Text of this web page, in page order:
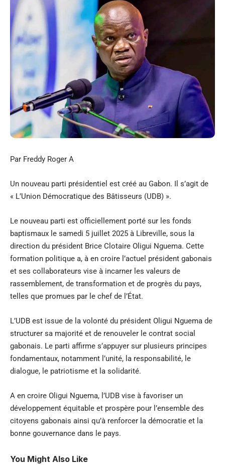
Par Freddy Roger A
Un nouveau parti présidentiel est créé au Gabon. Il s’agit de
« L’Union Démocratique des Bâtisseurs (UDB) ».
Le nouveau parti est officiellement porté sur les fonds
baptismaux le samedi 5 juillet 2025 à Libreville, sous la
direction du président Brice Clotaire Oligui Nguema. Cette
formation politique a, à en croire l’actuel président gabonais
et ses collaborateurs vise à incarner les valeurs de
rassemblement, de transformation et de progrès du pays,
telles que promues par le chef de l’État.
L’UDB est issue de la volonté du président Oligui Nguema de
structurer sa majorité et de renouveler le contrat social
gabonais. Le parti affirme s’appuyer sur plusieurs principes
fondamentaux, notamment l’unité, la responsabilité, le
dialogue, le patriotisme et la solidarité.
A en croire Oligui Nguema, l’UDB vise à favoriser un
développement équitable et prospère pour l’ensemble des
citoyens gabonais ainsi qu’à renforcer la démocratie et la
bonne gouvernance dans le pays.
You Might Also Like